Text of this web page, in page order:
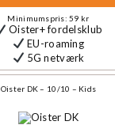
Minimumspris: 59 kr
Oister+ fordelsklub
EU-roaming
5G netværk
Oister DK – 10/10 – Kids